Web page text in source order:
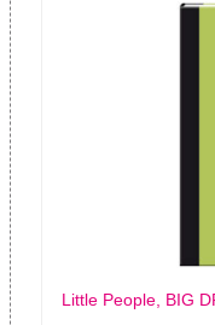
Little People, BIG